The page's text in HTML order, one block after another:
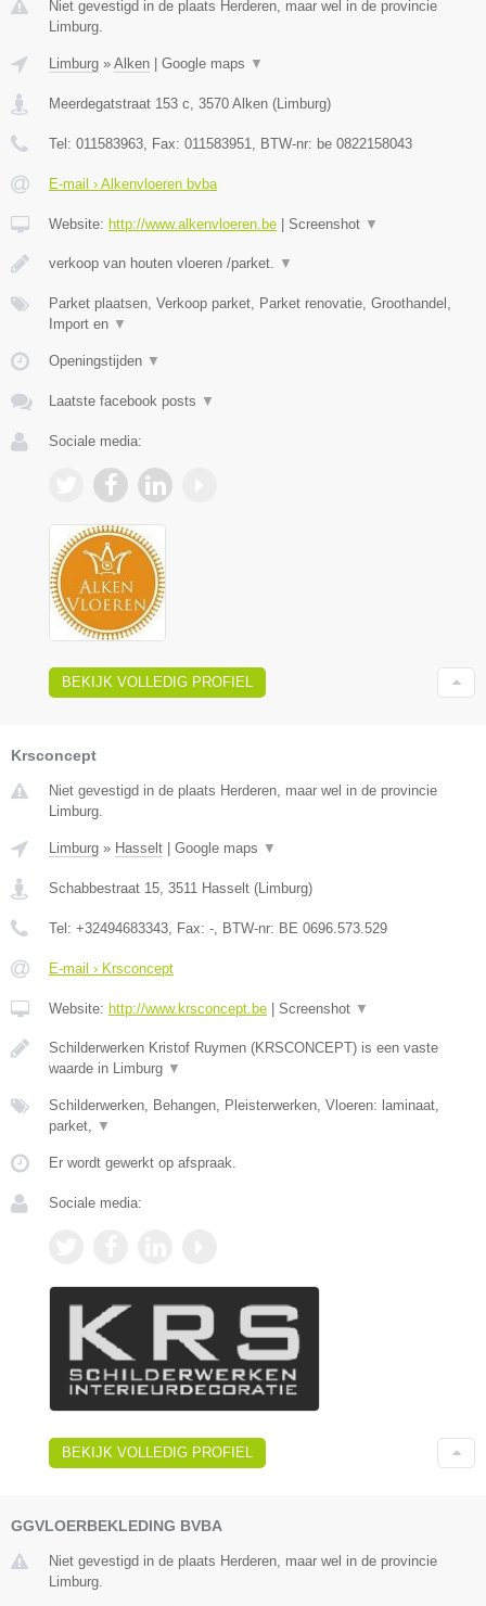
Niet gevestigd in de plaats Herderen, maar wel in de provincie
Limburg.
Limburg » Alken Google maps ▼
Meerdegatstraat 153 c, 3570 Alken (Limburg)
Tel: 011583963, Fax: 011583951, BTW-nr: be 0822158043
E-mail › Alkenvloeren bvba
Website: http://www.alkenvloeren.be Screenshot ▼
verkoop van houten vloeren /parket. ▼
Parket plaatsen, Verkoop parket, Parket renovatie, Groothandel,
Import en ▼
Openingstijden ▼
Laatste facebook posts ▼
Sociale media:
BEKIJK VOLLEDIG PROFIEL
Krsconcept
Niet gevestigd in de plaats Herderen, maar wel in de provincie
Limburg.
Limburg » Hasselt Google maps ▼
Schabbestraat 15, 3511 Hasselt (Limburg)
Tel: +32494683343, Fax: -, BTW-nr: BE 0696.573.529
E-mail › Krsconcept
Website: http://www.krsconcept.be Screenshot ▼
Schilderwerken Kristof Ruymen (KRSCONCEPT) is een vaste
waarde in Limburg ▼
Schilderwerken, Behangen, Pleisterwerken, Vloeren: laminaat,
parket, ▼
Er wordt gewerkt op afspraak.
Sociale media:
BEKIJK VOLLEDIG PROFIEL
GGVLOERBEKLEDING BVBA
Niet gevestigd in de plaats Herderen, maar wel in de provincie
Limburg.